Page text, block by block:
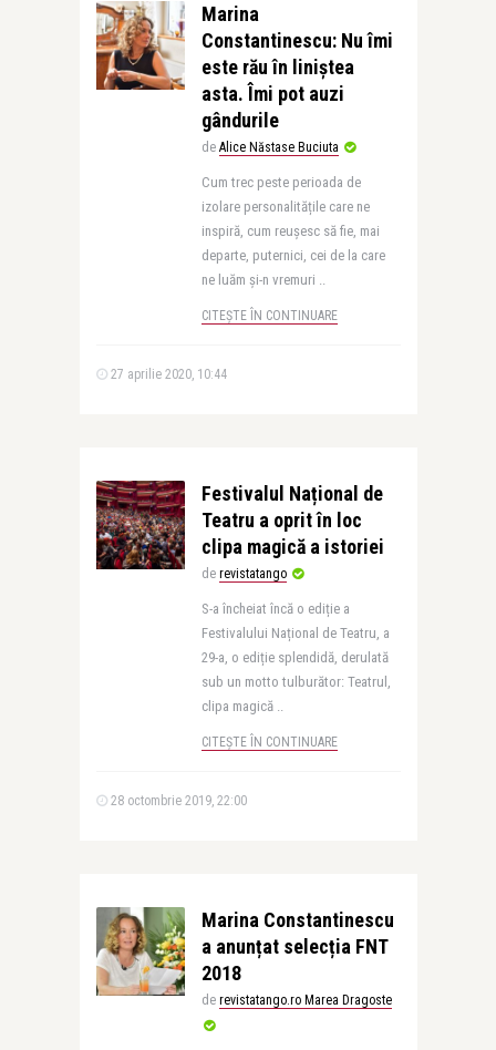
Marina
Constantinescu: Nu îmi
este rău în liniştea
asta. Îmi pot auzi
gândurile
de Alice Năstase Buciuta
Cum trec peste perioada de
izolare personalitățile care ne
inspiră, cum reușesc să fie, mai
departe, puternici, cei de la care
ne luăm și-n vremuri ..
CITEȘTE ÎN CONTINUARE
27 aprilie 2020, 10:44
Festivalul Național de
Teatru a oprit în loc
clipa magică a istoriei
de revistatango
S-a încheiat încă o ediție a
Festivalului Național de Teatru, a
29-a, o ediție splendidă, derulată
sub un motto tulburător: Teatrul,
clipa magică ..
CITEȘTE ÎN CONTINUARE
28 octombrie 2019, 22:00
Marina Constantinescu
a anunțat selecția FNT
2018
de revistatango.ro Marea Dragoste